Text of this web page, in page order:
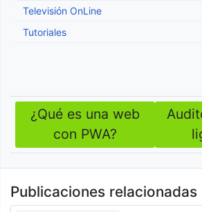
Televisión OnLine
Tutoriales
Navegación
de
entradas
¿Qué es una web
con PWA?
Publicaciones relacionadas